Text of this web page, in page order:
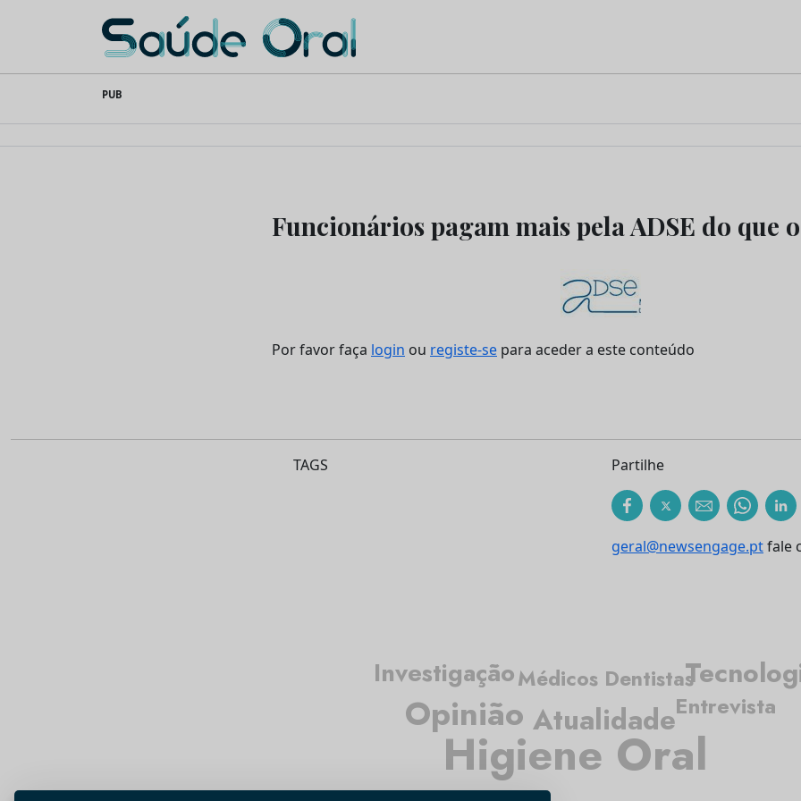
content
Saúde Oral
PUB
Funcionários pagam mais pela ADSE do que
Por favor faça login ou registe-se para aceder a este conteúdo
TAGS Partilhe
geral@newsengage.ptfale
Atualidade
Médicos Dentistas
Higiene Oral
Entrevista
Opinião
Investigação